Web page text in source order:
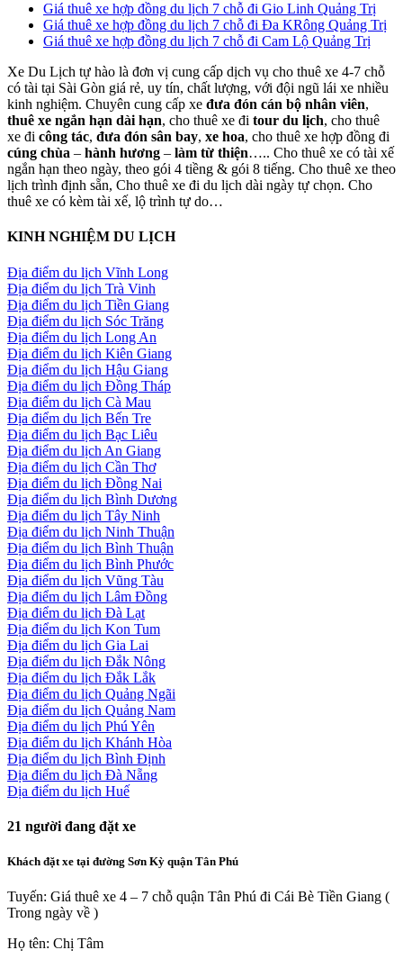
Giá thuê xe hợp đồng du lịch 7 chỗ đi Gio Linh Quảng Trị
Giá thuê xe hợp đồng du lịch 7 chỗ đi Đa KRông Quảng Trị
Giá thuê xe hợp đồng du lịch 7 chỗ đi Cam Lộ Quảng Trị
Xe Du Lịch tự hào là đơn vị cung cấp dịch vụ cho thuê xe 4-7 chỗ
có tài tại Sài Gòn giá rẻ, uy tín, chất lượng, với đội ngũ lái xe nhiều
kinh nghiệm. Chuyên cung cấp xe đưa đón cán bộ nhân viên,
thuê xe ngắn hạn dài hạn, cho thuê xe đi tour du lịch, cho thuê
xe đi công tác, đưa đón sân bay, xe hoa, cho thuê xe hợp đồng đi
cúng chùa – hành hương – làm từ thiện….. Cho thuê xe có tài xế
ngắn hạn theo ngày, theo gói 4 tiềng & gói 8 tiếng. Cho thuê xe theo
lịch trình định sẵn, Cho thuê xe đi du lịch dài ngày tự chọn. Cho
thuê xe có kèm tài xế, lộ trình tự do…
KINH NGHIỆM DU LỊCH
Địa điểm du lịch Vĩnh Long
Địa điểm du lịch Trà Vinh
Địa điểm du lịch Tiền Giang
Địa điểm du lịch Sóc Trăng
Địa điểm du lịch Long An
Địa điểm du lịch Kiên Giang
Địa điểm du lịch Hậu Giang
Địa điểm du lịch Đồng Tháp
Địa điểm du lịch Cà Mau
Địa điểm du lịch Bến Tre
Địa điểm du lịch Bạc Liêu
Địa điểm du lịch An Giang
Địa điểm du lịch Cần Thơ
Địa điểm du lịch Đồng Nai
Địa điểm du lịch Bình Dương
Địa điểm du lịch Tây Ninh
Địa điểm du lịch Ninh Thuận
Địa điểm du lịch Bình Thuận
Địa điểm du lịch Bình Phước
Địa điểm du lịch Vũng Tàu
Địa điểm du lịch Lâm Đồng
Địa điểm du lịch Đà Lạt
Địa điểm du lịch Kon Tum
Địa điểm du lịch Gia Lai
Địa điểm du lịch Đắk Nông
Địa điểm du lịch Đắk Lắk
Địa điểm du lịch Quảng Ngãi
Địa điểm du lịch Quảng Nam
Địa điểm du lịch Phú Yên
Địa điểm du lịch Khánh Hòa
Địa điểm du lịch Bình Định
Địa điểm du lịch Đà Nẵng
Địa điểm du lịch Huế
21 người đang đặt xe
Khách đặt xe tại đường Sơn Kỳ quận Tân Phú
Tuyến: Giá thuê xe 4 – 7 chỗ quận Tân Phú đi Cái Bè Tiền Giang (
Trong ngày về )
Họ tên: Chị Tâm